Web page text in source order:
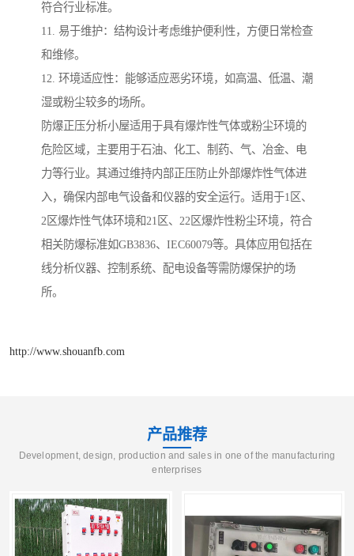
符合行业标准。
11. 易于维护：结构设计考虑维护便利性，方便日常检查
和维修。
12. 环境适应性：能够适应恶劣环境，如高温、低温、潮
湿或粉尘较多的场所。
防爆正压分析小屋适用于具有爆炸性气体或粉尘环境的
危险区域，主要用于石油、化工、制药、气、冶金、电
力等行业。其通过维持内部正压防止外部爆炸性气体进
入，确保内部电气设备和仪器的安全运行。适用于1区、
2区爆炸性气体环境和21区、22区爆炸性粉尘环境，符合
相关防爆标准如GB3836、IEC60079等。具体应用包括在
线分析仪器、控制系统、配电设备等需防爆保护的场
所。
http://www.shouanfb.com
产品推荐
Development, design, production and sales in one of the manufacturing
enterprises